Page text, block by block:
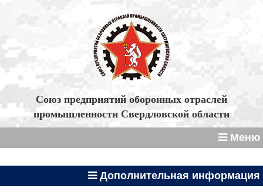
Союз предприятий оборонных отраслей
промышленности Свердловской области
Меню
Дополнительная информация